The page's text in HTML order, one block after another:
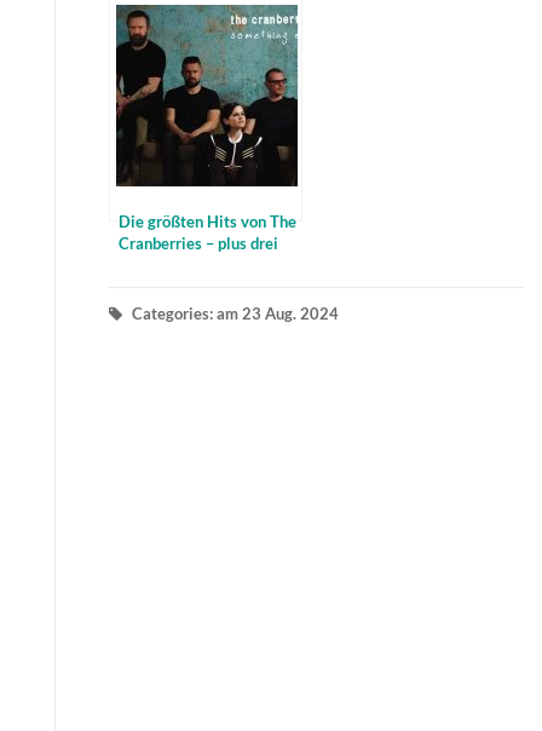
Wasserspinnen
schmecken eben doch
Die größten Hits von The
Cranberries – plus drei
Categories: am 23 Aug. 2024